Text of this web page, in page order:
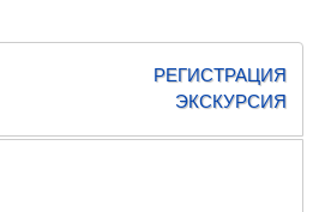
РЕГИСТРАЦИЯ
ЭКСКУРСИЯ